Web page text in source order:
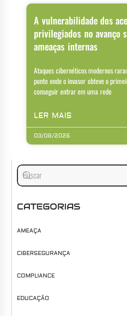
A vulnerabilidade dos
privilegiados no avanço
ameaças internas
Ataques cibernéticos modernos
ponto onde o invasor obteve o
conseguir entrar em uma rede
LER MAIS
03/08/2026
CATEGORIAS
AMEAÇA
CIBERSEGURANÇA
COMPLIANCE
EDUCAÇÃO